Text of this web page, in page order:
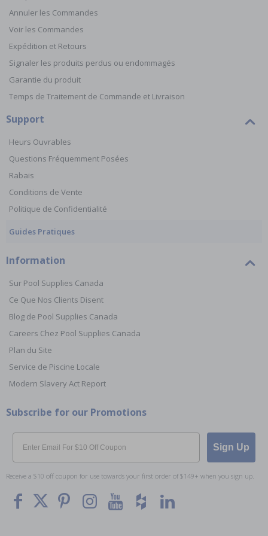
Annuler les Commandes
Voir les Commandes
Expédition et Retours
Signaler les produits perdus ou endommagés
Garantie du produit
Temps de Traitement de Commande et Livraison
Support
Heurs Ouvrables
Questions Fréquemment Posées
Rabais
Conditions de Vente
Politique de Confidentialité
Guides Pratiques
Information
Sur Pool Supplies Canada
Ce Que Nos Clients Disent
Blog de Pool Supplies Canada
Careers Chez Pool Supplies Canada
Plan du Site
Service de Piscine Locale
Modern Slavery Act Report
Subscribe for our Promotions
Email
Sign Up
Receive a $10 off coupon for use towards your first order of $149+ when you sign up.